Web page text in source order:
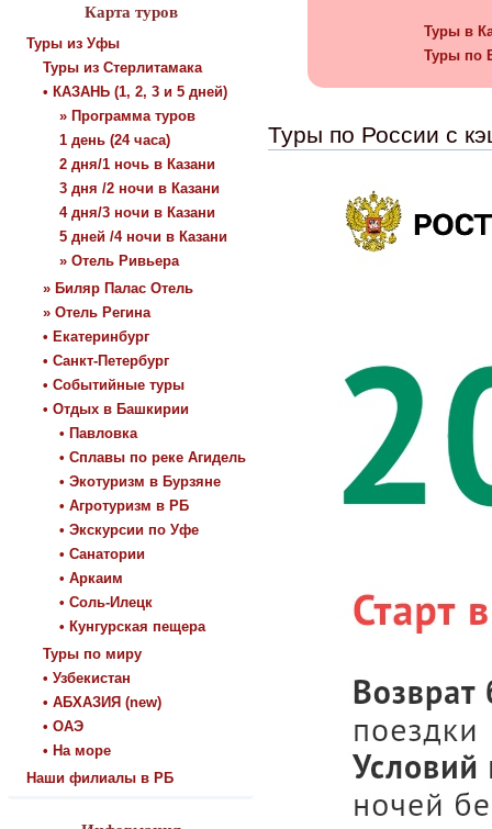
Карта туров
Туры из Уфы
Туры из Стерлитамака
• КАЗАНЬ (1, 2, 3 и 5 дней)
» Программа туров
1 день (24 часа)
2 дня/1 ночь в Казани
3 дня /2 ночи в Казани
4 дня/3 ночи в Казани
5 дней /4 ночи в Казани
» Отель Ривьера
» Биляр Палас Отель
» Отель Регина
• Екатеринбург
• Санкт-Петербург
• Событийные туры
• Отдых в Башкирии
• Павловка
• Сплавы по реке Агидель
• Экотуризм в Бурзяне
• Агротуризм в РБ
• Экскурсии по Уфе
• Санатории
• Аркаим
• Соль-Илецк
• Кунгурская пещера
Туры по миру
• Узбекистан
• АБХАЗИЯ (new)
• ОАЭ
• На море
Наши филиалы в РБ
Туры в
Туры по
Туры по России с